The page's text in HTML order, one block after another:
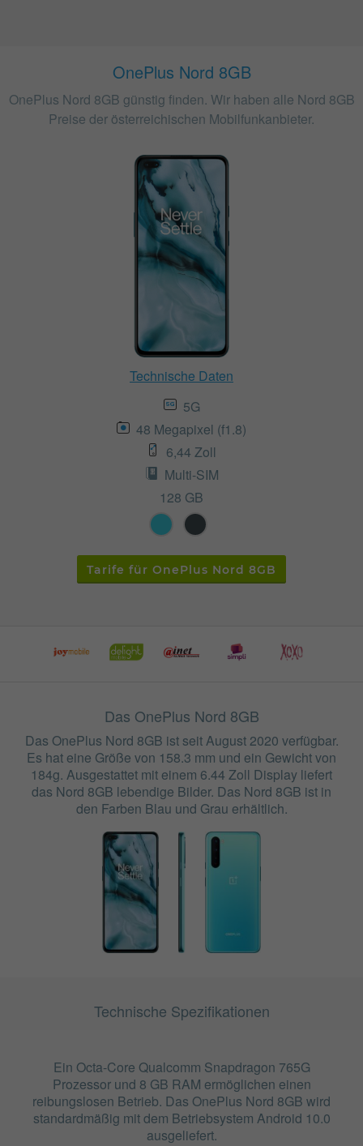
OnePlus Nord 8GB
OnePlus Nord 8GB günstig finden. Wir haben alle Nord 8GB
Preise der österreichischen Mobilfunkanbieter.
Technische Daten
5G
48 Megapixel (f1.8)
6,44 Zoll
Multi-SIM
128 GB
Tarife für OnePlus Nord 8GB
Das OnePlus Nord 8GB
Das OnePlus Nord 8GB ist seit August 2020 verfügbar.
Es hat eine Größe von 158.3 mm und ein Gewicht von
184g. Ausgestattet mit einem 6.44 Zoll Display liefert
das Nord 8GB lebendige Bilder. Das Nord 8GB ist in
den Farben Blau und Grau erhältlich.
Technische Spezifikationen
Ein Octa-Core Qualcomm Snapdragon 765G
Prozessor und 8 GB RAM ermöglichen einen
reibungslosen Betrieb. Das OnePlus Nord 8GB wird
standardmäßig mit dem Betriebsystem Android 10.0
ausgeliefert.